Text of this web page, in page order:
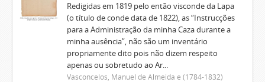
Redigidas em 1819 pelo então visconde da Lapa
(o título de conde data de 1822), as “Instrucções
para a Administração da minha Caza durante a
minha ausência”, não são um inventário
propriamente dito pois não dizem respeito
apenas ou sobretudo ao Ar...
Vasconcelos, Manuel de Almeida e (1784-1832)